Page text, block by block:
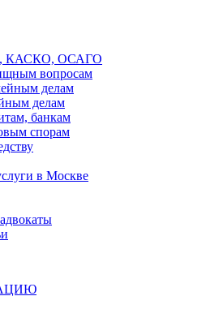
КАСКО, ОСАГО
вопросам
делам
делам
банкам
спорам
в Москве